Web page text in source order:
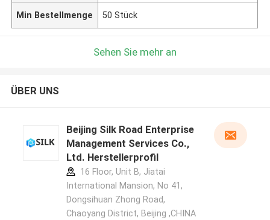
Min Bestellmenge 50 Stück
Sehen Sie mehr an
ÜBER UNS
Beijing Silk Road Enterprise
Management Services Co.,
Ltd. Herstellerprofil
16 Floor, Unit B, Jiatai
International Mansion, No 41,
Dongsihuan Zhong Road,
Chaoyang District, Beijing ,CHINA